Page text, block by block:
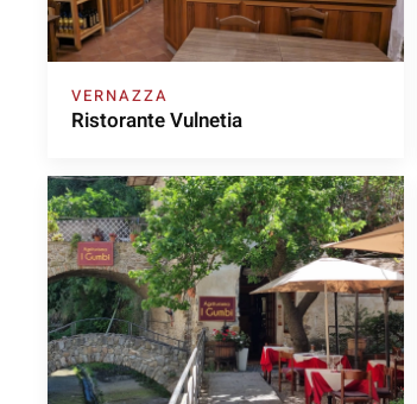
VERNAZZA
Ristorante Vulnetia